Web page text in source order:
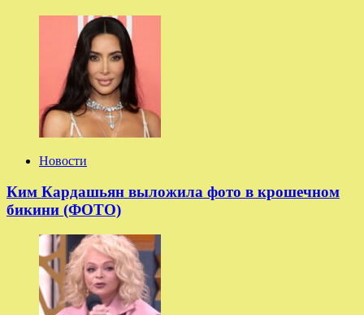
Новости
Ким Кардашьян выложила фото в крошечном
бикини (ФОТО)